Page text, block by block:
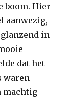
boom. Hier
aanwezig,
in
dat het
waren -
machtig